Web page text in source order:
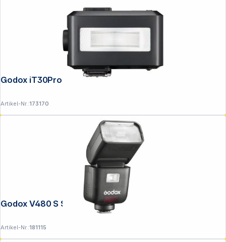
Godox iT30Pro C Canon schwarz
Artikel-Nr.:173170
Godox V480 S Sony
Artikel-Nr.:181115